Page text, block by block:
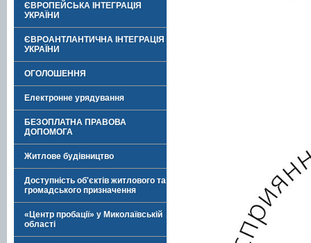
ЄВРОПЕЙСЬКА ІНТЕГРАЦІЯ
УКРАЇНИ
ЄВРОАНТЛАНТИЧНА ІНТЕГРАЦІЯ
УКРАЇНИ
ОГОЛОШЕННЯ
Електронне урядування
БЕЗОПЛАТНА ПРАВОВА
ДОПОМОГА
Житлове будівництво
Доступність об'єктів житлового та
громадського призначення
«Центр пробації» у Миколаївській
області